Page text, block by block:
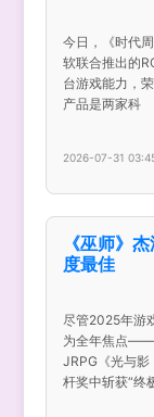
今日，《时代
软联合推出的
台游戏能力，
产品是两家科
2026-07-31
《巫师》
度最佳
尽管2025年游
为全年焦点——
JRPG《光与
杆奖中斩获“终